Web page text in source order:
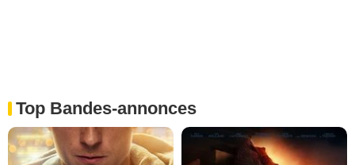
Top Bandes-annonces